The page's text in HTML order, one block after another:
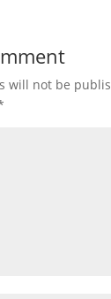
will not be